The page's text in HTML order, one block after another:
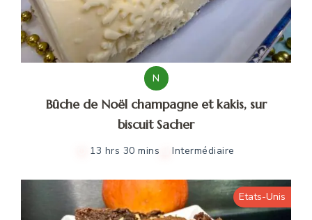
N
Bûche de Noël champagne et kakis, sur
biscuit Sacher
13 hrs 30 mins Intermédiaire
Etats-Unis